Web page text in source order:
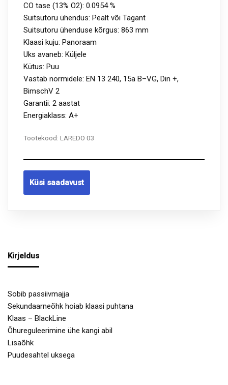
CO tase (13% O2): 0.0954 %
Suitsutoru ühendus: Pealt või Tagant
Suitsutoru ühenduse kõrgus: 863 mm
Klaasi kuju: Panoraam
Uks avaneb: Küljele
Kütus: Puu
Vastab normidele: EN 13 240, 15a B–VG, Din +,
BimschV 2
Garantii: 2 aastat
Energiaklass: A+
Tootekood: LAREDO 03
Küsi saadavust
Kirjeldus
Sobib passiivmajja
Sekundaarneõhk hoiab klaasi puhtana
Klaas – BlackLine
Õhureguleerimine ühe kangi abil
Lisaõhk
Puudesahtel uksega